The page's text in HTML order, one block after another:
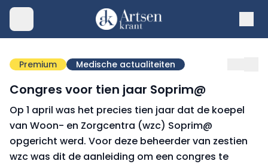
Premium Medische actualiteiten
Congres voor tien jaar Soprim@
Op 1 april was het precies tien jaar dat de koepel
van Woon- en Zorgcentra (wzc) Soprim@
opgericht werd. Voor deze beheerder van zestien
wzc was dit de aanleiding om een congres te